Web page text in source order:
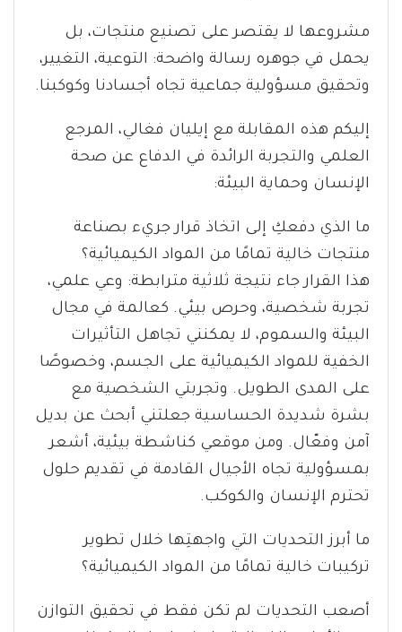
مشروعها لا يقتصر على تصنيع منتجات، بل
يحمل في جوهره رسالة واضحة: التوعية، التغيير،
وتحقيق مسؤولية جماعية تجاه أجسادنا وكوكبنا.
إليكم هذه المقابلة مع إيليان فغالي، المرجع
العلمي والتجربة الرائدة في الدفاع عن صحة
الإنسان وحماية البيئة:
ما الذي دفعكِ إلى اتخاذ قرار جريء بصناعة
منتجات خالية تمامًا من المواد الكيميائية؟
هذا القرار جاء نتيجة ثلاثية مترابطة: وعي علمي،
تجربة شخصية، وحرص بيئي. كعالمة في مجال
البيئة والسموم، لا يمكنني تجاهل التأثيرات
الخفية للمواد الكيميائية على الجسم، وخصوصًا
على المدى الطويل. وتجربتي الشخصية مع
بشرة شديدة الحساسية جعلتني أبحث عن بديل
آمن وفعّال. ومن موقعي كناشطة بيئية، أشعر
بمسؤولية تجاه الأجيال القادمة في تقديم حلول
تحترم الإنسان والكوكب.
ما أبرز التحديات التي واجهتِها خلال تطوير
تركيبات خالية تمامًا من المواد الكيميائية؟
أصعب التحديات لم تكن فقط في تحقيق التوازن